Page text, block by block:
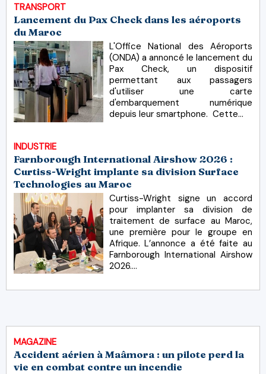
TRANSPORT
Lancement du Pax Check dans les aéroports
du Maroc
L'Office National des Aéroports
(ONDA) a annoncé le lancement du
Pax Check, un dispositif
permettant aux passagers
d'utiliser une carte
d'embarquement numérique
depuis leur smartphone. Cette...
INDUSTRIE
Farnborough International Airshow 2026 :
Curtiss-Wright implante sa division Surface
Technologies au Maroc
Curtiss-Wright signe un accord
pour implanter sa division de
traitement de surface au Maroc,
une première pour le groupe en
Afrique. L’annonce a été faite au
Farnborough International Airshow
2026....
MAGAZINE
Accident aérien à Maâmora : un pilote perd la
vie en combat contre un incendie